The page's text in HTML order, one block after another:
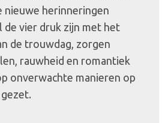
nieuwe herinneringen
de vier druk zijn met het
de trouwdag, zorgen
rauwheid en romantiek
onverwachte manieren op